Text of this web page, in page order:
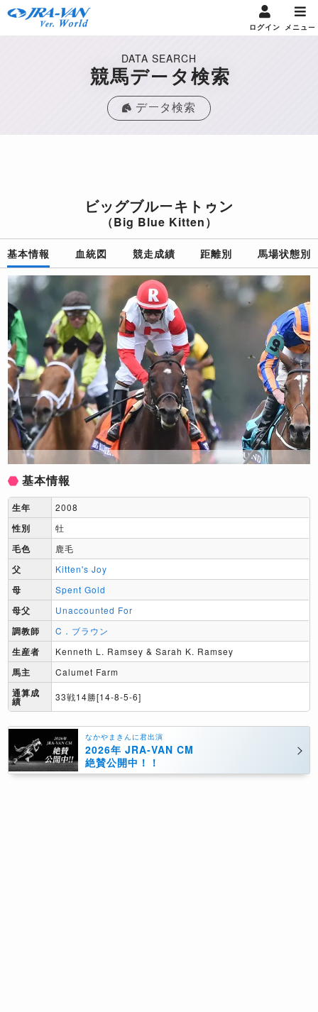
ログイン メニュー
DATA SEARCH
競馬データ検索
データ検索
ビッグブルーキトゥン
（Big Blue Kitten）
基本情報 血統図 競走成績 距離別 馬場状態別
基本情報
生年 2008
性別 牡
毛色 鹿毛
父 Kitten's Joy
母 Spent Gold
母父 Unaccounted For
調教師 C．ブラウン
生産者 Kenneth L. Ramsey & Sarah K. Ramsey
馬主 Calumet Farm
通算成
績 33戦14勝[14-8-5-6]
なかやまきんに君出演
2026年 JRA-VAN CM
絶賛公開中！！